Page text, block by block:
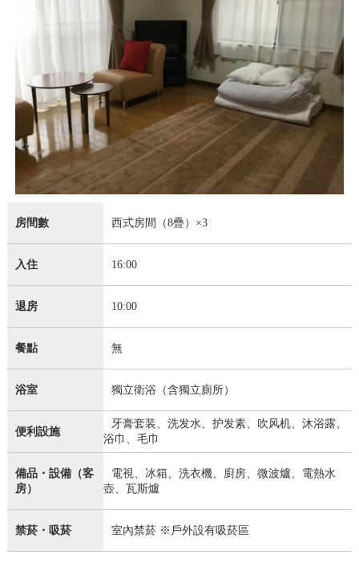
房間數 西式房間（8疊）×3
入住 16:00
退房 10:00
餐點 無
浴室 獨立衛浴（含獨立廁所）
便利設施
牙膏套装、洗发水、护发素、吹风机、沐浴露、
浴巾、毛巾
備品・設備（客
房）
電視、冰箱、洗衣機、廚房、微波爐、電熱水
壺、瓦斯爐
禁菸・吸菸 室內禁菸 ※戶外設有吸菸區